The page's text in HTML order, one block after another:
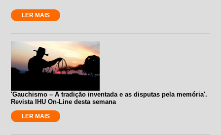
LER MAIS
'Gauchismo – A tradição inventada e as disputas pela memória'.
Revista IHU On-Line desta semana
LER MAIS